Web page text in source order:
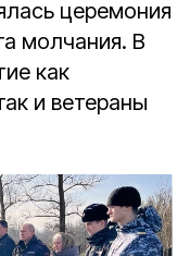
церемония
молчания. В
как
и ветераны